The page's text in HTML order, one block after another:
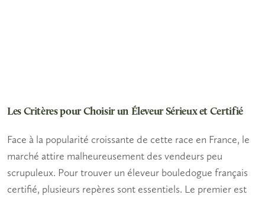
Les Critères pour Choisir un Éleveur Sérieux et Certifié
Face à la popularité croissante de cette race en France, le
marché attire malheureusement des vendeurs peu
scrupuleux. Pour trouver un éleveur bouledogue français
certifié, plusieurs repères sont essentiels. Le premier est